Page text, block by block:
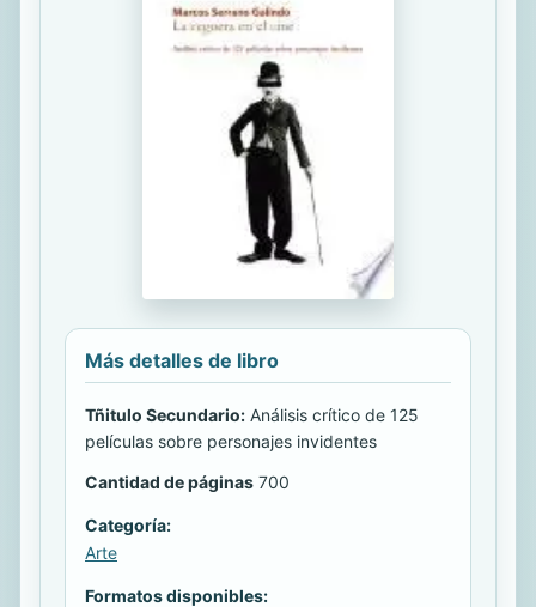
Más detalles de libro
Tñitulo Secundario: Análisis crítico de 125
películas sobre personajes invidentes
Cantidad de páginas 700
Categoría:
Arte
Formatos disponibles: